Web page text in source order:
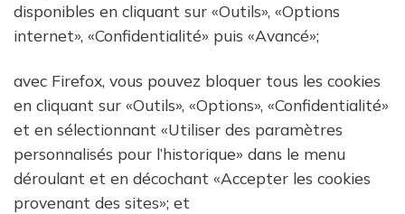
disponibles en cliquant sur «Outils», «Options
internet», «Confidentialité» puis «Avancé»;
avec Firefox, vous pouvez bloquer tous les cookies
en cliquant sur «Outils», «Options», «Confidentialité»
et en sélectionnant «Utiliser des paramètres
personnalisés pour l’historique» dans le menu
déroulant et en décochant «Accepter les cookies
provenant des sites»; et